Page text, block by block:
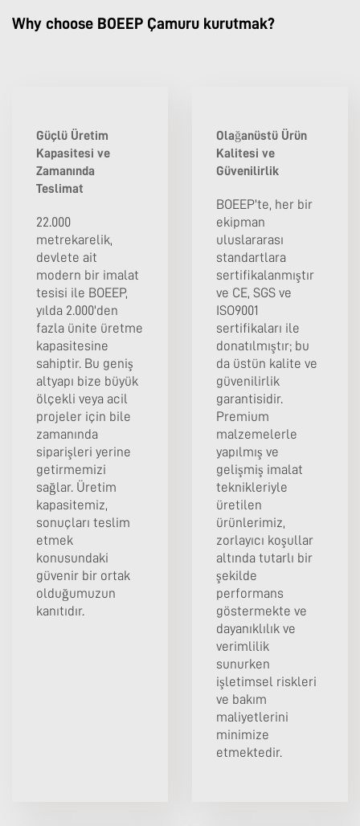
Why choose BOEEP Çamuru kurutmak?
Güçlü Üretim
Kapasitesi ve
Zamanında
Teslimat
22.000
metrekarelik,
devlete ait
modern bir imalat
tesisi ile BOEEP,
yılda 2.000'den
fazla ünite üretme
kapasitesine
sahiptir. Bu geniş
altyapı bize büyük
ölçekli veya acil
projeler için bile
zamanında
siparişleri yerine
getirmemizi
sağlar. Üretim
kapasitemiz,
sonuçları teslim
etmek
konusundaki
güvenir bir ortak
olduğumuzun
kanıtıdır.
Olağanüstü Ürün
Kalitesi ve
Güvenilirlik
BOEEP'te, her bir
ekipman
uluslararası
standartlara
sertifikalanmıştır
ve CE, SGS ve
ISO9001
sertifikaları ile
donatılmıştır; bu
da üstün kalite ve
güvenilirlik
garantisidir.
Premium
malzemelerle
yapılmış ve
gelişmiş imalat
teknikleriyle
üretilen
ürünlerimiz,
zorlayıcı koşullar
altında tutarlı bir
şekilde
performans
göstermekte ve
dayanıklılık ve
verimlilik
sunurken
işletimsel riskleri
ve bakım
maliyetlerini
minimize
etmektedir.